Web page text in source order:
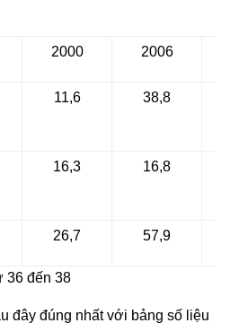
2000 2006
11,6 38,8
16,3 16,8
26,7 57,9
36 đến 38
đây đúng nhất với bảng số liệu